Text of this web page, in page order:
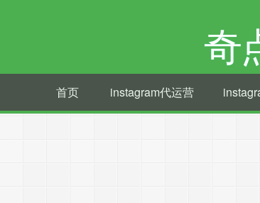
奇
首页 instagram代运营